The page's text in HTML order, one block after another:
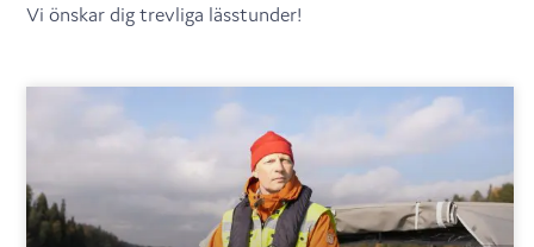
Vi önskar dig trevliga lässtunder!